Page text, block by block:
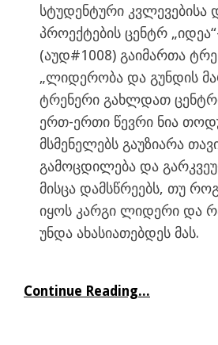
სტუდენტური კვლევებისა
პროექტების ცენტრ
(აუდ#1008) გაიმართა
„ლიდერობა და გუნდის
ტრენერი გახლდათ
ერთ-ერთი წევრი ნია
მსმენელებს გაუზიარა
გამოცდილება და
მისცა დამსწრეებს, თუ
იყოს კარგი ლიდერი და
უნდა ახასიათებდეს მას.
Continue Reading...